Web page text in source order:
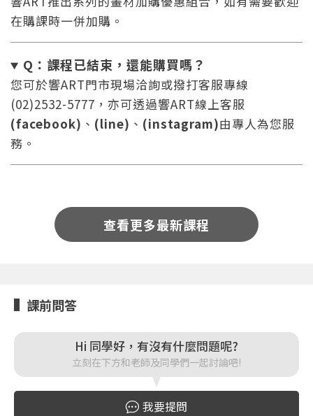
登入
在購課時一併加購。
Q：課程已結束，還能購買嗎？
您可於響ART門市現場洽詢或撥打客服專線
(02)2532-5777，亦可透過響ART線上客服
(facebook) 、 (line) 、 (instagram)由專人為您服
務。
查看更多最新課程
課前問答
Hi 同學好，有沒有什麼問題呢?
立刻在下方和老師及同學們一起討論吧!
我要提問